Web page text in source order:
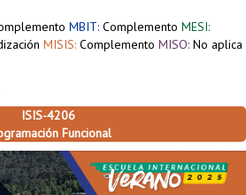
MBIT: Complemento MESI:
MISIS: Complemento MISO: No aplica
ISIS-4206
Funcional